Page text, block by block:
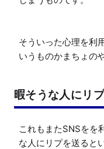
そういった心理を利
いうものかまちょの
暇そうな人にリ
これもまたSNSをを
な人にリプを送ると